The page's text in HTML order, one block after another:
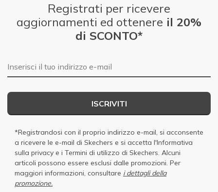
Registrati per ricevere
aggiornamenti ed ottenere il 20%
di SCONTO*
E-mail
ISCRIVITI
*Registrandosi con il proprio indirizzo e-mail, si acconsente
a ricevere le e-mail di Skechers e si accetta l'Informativa
sulla privacy e i Termini di utilizzo di Skechers . Alcuni
articoli possono essere esclusi dalle promozioni. Per
maggiori informazioni, consultare i dettagli della
promozione.